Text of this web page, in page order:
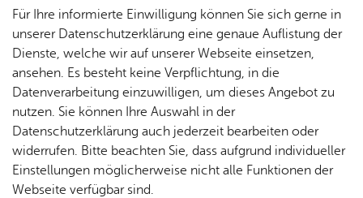
Rat­
haus &
Bür­
ger­
ser­vice
Rat­
häu­ser
& Orts­
ver­
wal­
Nach­
rich­
ten,
Vi­de­os
& Bil­
der
Me­di­
en­in­
for­ma­
tio­nen
Jobs
Stel­
len­an­
ge­bo­te
Aus­bil­
dung &
Stu­di­
um
Bauen
& Um­
welt
Geo­
da­ten
& 3D-
Stadt­
Ge­
sund­
heit &
kum
Ärzte &
Apo­
Vor­le­sen
Klei­nes, spa­ni­sches Tapas Re­stau­rant mit ori­gi­nal
ka­na­ri­schen Re­zep­ten!
Für Ihre informierte Einwilligung können Sie sich gerne in
unserer Datenschutzerklärung eine genaue Auflistung der
Dienste, welche wir auf unserer Webseite einsetzen,
ansehen. Es besteht keine Verpflichtung, in die
Datenverarbeitung einzuwilligen, um dieses Angebot zu
nutzen. Sie können Ihre Auswahl in der
Datenschutzerklärung auch jederzeit bearbeiten oder
widerrufen. Bitte beachten Sie, dass aufgrund individueller
Einstellungen möglicherweise nicht alle Funktionen der
Webseite verfügbar sind.